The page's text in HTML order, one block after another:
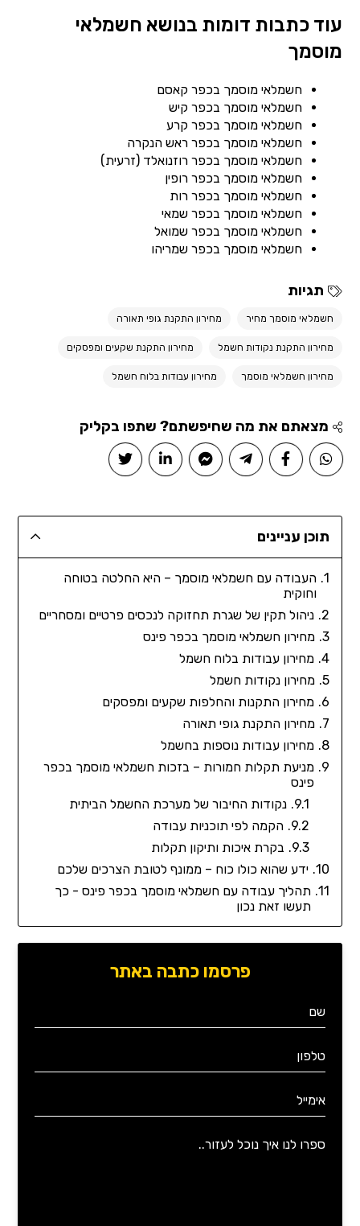
עוד כתבות דומות בנושא חשמלאי
מוסמך
חשמלאי מוסמך בכפר קאסם
חשמלאי מוסמך בכפר קיש
חשמלאי מוסמך בכפר קרע
חשמלאי מוסמך בכפר ראש הנקרה
חשמלאי מוסמך בכפר רוזנואלד (זרעית)
חשמלאי מוסמך בכפר רופין
חשמלאי מוסמך בכפר רות
חשמלאי מוסמך בכפר שמאי
חשמלאי מוסמך בכפר שמואל
חשמלאי מוסמך בכפר שמריהו
תגיות
חשמלאי מוסמך מחיר מחירון התקנת גופי תאורה
מחירון התקנת נקודות חשמל מחירון התקנת שקעים ומפסקים
מחירון חשמלאי מוסמך מחירון עבודות בלוח חשמל
מצאתם את מה שחיפשתם? שתפו בקליק
תוכן עניינים
העבודה עם חשמלאי מוסמך – היא החלטה בטוחה
וחוקית
ניהול תקין של שגרת תחזוקה לנכסים פרטיים ומסחריים
מחירון חשמלאי מוסמך בכפר פינס
מחירון עבודות בלוח חשמל
מחירון נקודות חשמל
מחירון התקנות והחלפות שקעים ומפסקים
מחירון התקנת גופי תאורה
מחירון עבודות נוספות בחשמל
מניעת תקלות חמורות – בזכות חשמלאי מוסמך בכפר
פינס
נקודות החיבור של מערכת החשמל הביתית
הקמה לפי תוכניות עבודה
בקרת איכות ותיקון תקלות
ידע שהוא כולו כוח – ממונף לטובת הצרכים שלכם
תהליך עבודה עם חשמלאי מוסמך בכפר פינס - כך
תעשו זאת נכון
פרסמו כתבה באתר